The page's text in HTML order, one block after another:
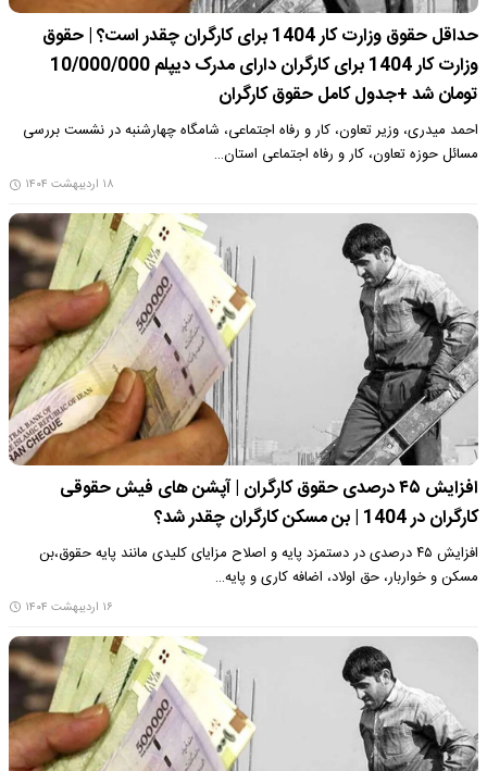
حداقل حقوق وزارت کار 1404 برای کارگران چقدر است؟ | حقوق
وزارت کار 1404 برای کارگران دارای مدرک دیپلم 10/000/000
تومان شد +جدول کامل حقوق کارگران
احمد میدری، وزیر تعاون، کار و رفاه اجتماعی، شامگاه چهارشنبه در نشست بررسی
مسائل حوزه تعاون، کار و رفاه اجتماعی استان…
۱۸ اردیبهشت ۱۴۰۴
افزایش ۴۵ درصدی حقوق کارگران | آپشن های فیش حقوقی
کارگران در 1404 | بن مسکن کارگران چقدر شد؟
افزایش ۴۵ درصدی در دستمزد پایه و اصلاح مزایای کلیدی مانند پایه حقوق،بن
مسکن و خواربار، حق اولاد، اضافه کاری و پایه…
۱۶ اردیبهشت ۱۴۰۴